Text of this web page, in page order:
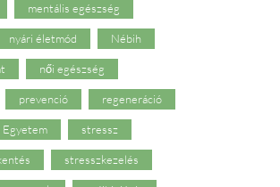
mentális egészség
nyári életmód Nébih
női egészség
prevenció regeneráció
Egyetem stressz
stresszkezelés